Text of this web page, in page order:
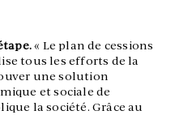
« Le plan de cessions
tous les efforts de la
une solution
et sociale de
la société. Grâce au